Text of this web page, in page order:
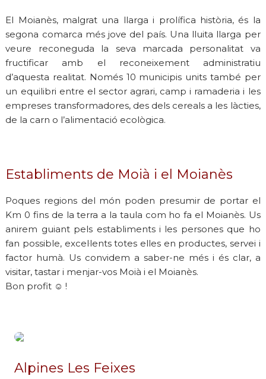
El Moianès, malgrat una llarga i prolífica història, és la
segona comarca més jove del país. Una lluita llarga per
veure reconeguda la seva marcada personalitat va
fructificar amb el reconeixement administratiu
d’aquesta realitat. Només 10 municipis units també per
un equilibri entre el sector agrari, camp i ramaderia i les
empreses transformadores, des dels cereals a les làcties,
de la carn o l’alimentació ecològica.
Establiments de Moià i el Moianès
Poques regions del món poden presumir de portar el
Km 0 fins de la terra a la taula com ho fa el Moianès. Us
anirem guiant pels establiments i les persones que ho
fan possible, excel·lents totes elles en productes, servei i
factor humà. Us convidem a saber-ne més i és clar, a
visitar, tastar i menjar-vos Moià i el Moianès.
Bon profit ☺️ !
Alpines Les Feixes